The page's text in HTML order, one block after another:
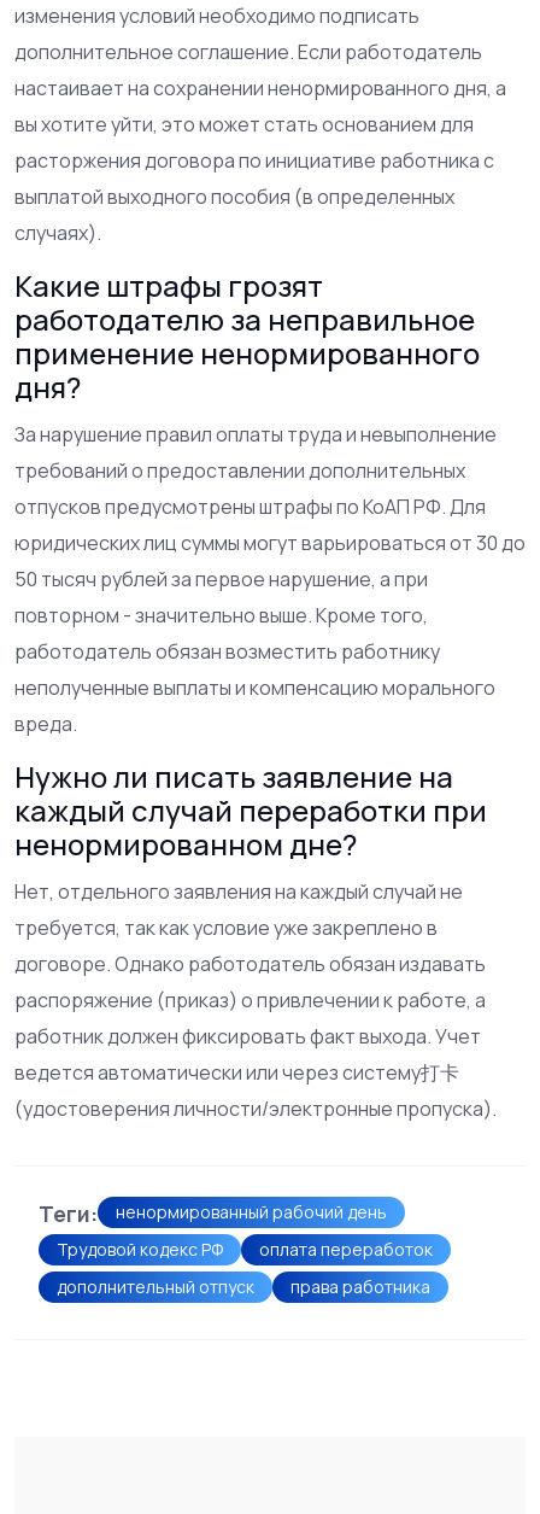
изменения условий необходимо подписать
дополнительное соглашение. Если работодатель
настаивает на сохранении ненормированного дня, а
вы хотите уйти, это может стать основанием для
расторжения договора по инициативе работника с
выплатой выходного пособия (в определенных
случаях).
Какие штрафы грозят
работодателю за неправильное
применение ненормированного
дня?
За нарушение правил оплаты труда и невыполнение
требований о предоставлении дополнительных
отпусков предусмотрены штрафы по КоАП РФ. Для
юридических лиц суммы могут варьироваться от 30 до
50 тысяч рублей за первое нарушение, а при
повторном - значительно выше. Кроме того,
работодатель обязан возместить работнику
неполученные выплаты и компенсацию морального
вреда.
Нужно ли писать заявление на
каждый случай переработки при
ненормированном дне?
Нет, отдельного заявления на каждый случай не
требуется, так как условие уже закреплено в
договоре. Однако работодатель обязан издавать
распоряжение (приказ) о привлечении к работе, а
работник должен фиксировать факт выхода. Учет
ведется автоматически или через систему打卡
(удостоверения личности/электронные пропуска).
Теги:
ненормированный рабочий день
Трудовой кодекс РФ
оплата переработок
дополнительный отпуск
права работника